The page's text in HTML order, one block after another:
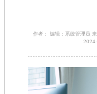
作者： 编辑：系统管理员